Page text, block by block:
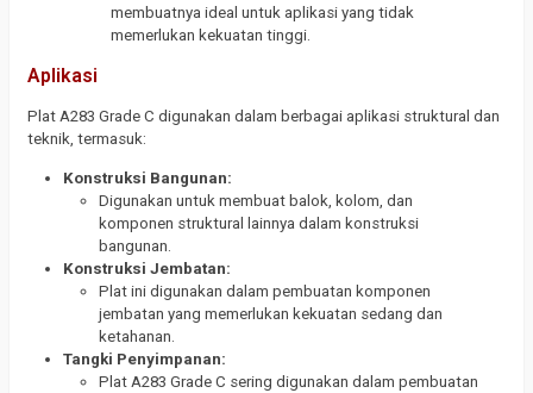
membuatnya ideal untuk aplikasi yang tidak
memerlukan kekuatan tinggi.
Aplikasi
Plat A283 Grade C digunakan dalam berbagai aplikasi struktural dan
teknik, termasuk:
Konstruksi Bangunan:
Digunakan untuk membuat balok, kolom, dan
komponen struktural lainnya dalam konstruksi
bangunan.
Konstruksi Jembatan:
Plat ini digunakan dalam pembuatan komponen
jembatan yang memerlukan kekuatan sedang dan
ketahanan.
Tangki Penyimpanan:
Plat A283 Grade C sering digunakan dalam pembuatan